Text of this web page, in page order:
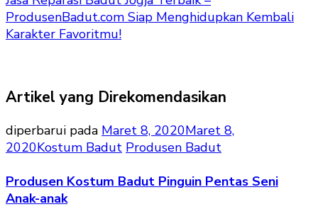
ProdusenBadut.com Siap Menghidupkan Kembali
Karakter Favoritmu!
Artikel yang Direkomendasikan
diperbarui pada Maret 8, 2020Maret 8,
2020Kostum Badut Produsen Badut
Produsen Kostum Badut Pinguin Pentas Seni
Anak-anak